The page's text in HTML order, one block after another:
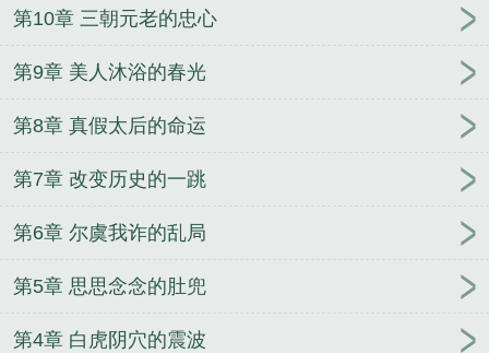
英雄竞折腰！本文就是穿越后宫文啦。。。...
说。
介
回到三国当太子图片
回
阅读
回到三国当太子去衣版
回到三国泡
国当太监的 回到三国装太监年晓武何思灵
回到三国
到三国做
回到三国当太子
回到
三国上皇后 回到三国当太子攻略
回到三国装太监
的
回到三国装太监作者千年老五
回到三国做太守
回到三国装太监 年晓武
回到三国装太监吕布叔叔
家装穷，就我当真了 在汉武朝当狗官那些年
美人抚
第10章 三朝元老的忠心
第9章 美人沐浴的春光
第8章 真假太后的命运
第7章 改变历史的一跳
第6章 尔虞我诈的乱局
第5章 思思念念的肚兜
第4章 白虎阴穴的震波